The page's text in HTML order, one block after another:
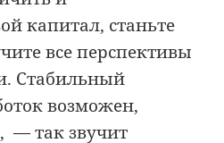
капитал, станьте
все перспективы
Стабильный
возможен,
— так звучит